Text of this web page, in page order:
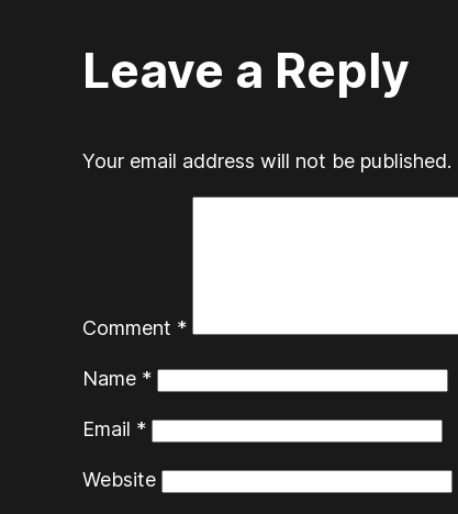
Leave a Reply
Your email address will not be published.
Comment *
Name *
Email *
Website